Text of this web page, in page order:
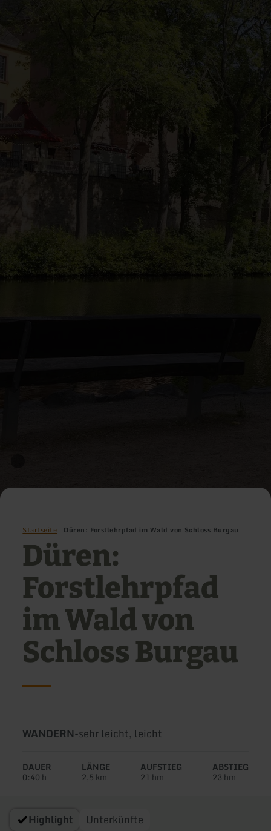
Startseite Düren: Forstlehrpfad im Wald von Schloss Burgau
Düren:
Forstlehrpfad
im Wald von
Schloss Burgau
Art
Tour:
WANDERN-Schwierigkeit:
sehr leicht, leicht
DAUER
0:40 h
LÄNGE
2,5 km
AUFSTIEG
21 hm
ABSTIEG
23 hm
Highlight Unterkünfte